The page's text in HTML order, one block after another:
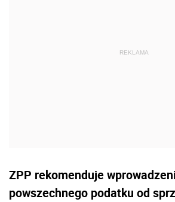
ZPP rekomenduje
powszechnego podatku od